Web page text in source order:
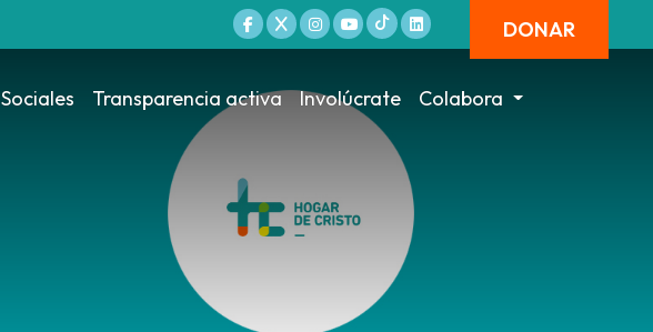
DONAR
Sociales Transparencia activa Involúcrate Colabora